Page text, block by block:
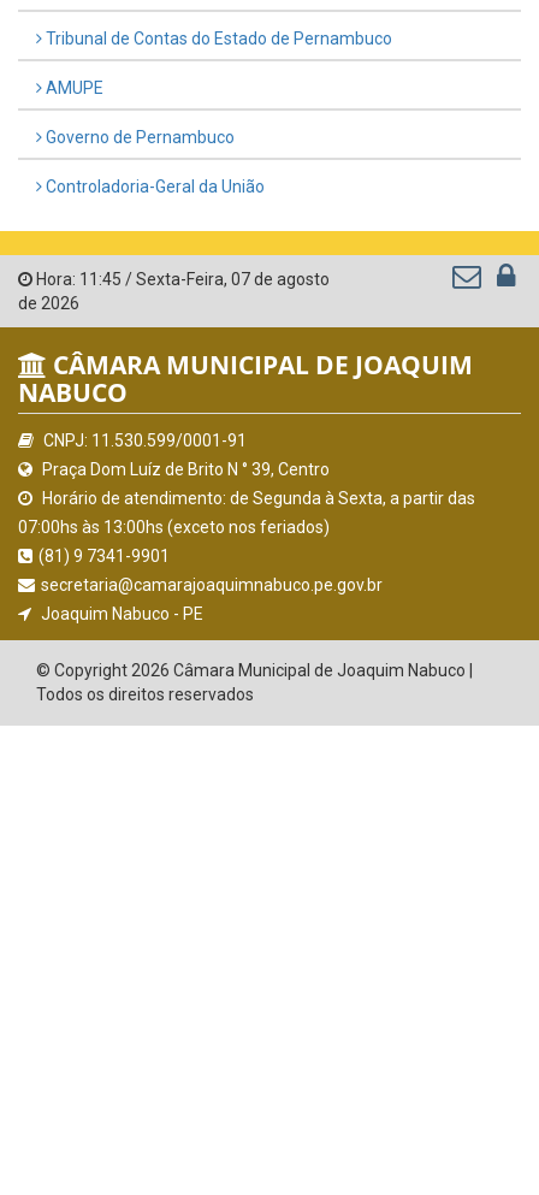
Tribunal de Contas do Estado de Pernambuco
AMUPE
Governo de Pernambuco
Controladoria-Geral da União
Hora: 11:45 /Sexta-Feira, 07 de agosto
de 2026
CÂMARA MUNICIPAL DE JOAQUIM
NABUCO
CNPJ: 11.530.599/0001-91
Praça Dom Luíz de Brito N ° 39, Centro
Horário de atendimento: de Segunda à Sexta, a partir das
07:00hs às 13:00hs (exceto nos feriados)
(81) 9 7341-9901
secretaria@camarajoaquimnabuco.pe.gov.br
Joaquim Nabuco - PE
© Copyright 2026 Câmara Municipal de Joaquim Nabuco |
Todos os direitos reservados